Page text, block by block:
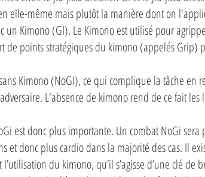
elle-même mais plutôt la manière dont on
un Kimono (GI). Le Kimono est utilisé pour
de points stratégiques du kimono (appelés Grip)
Kimono (NoGI), ce qui complique la tâche en
L'absence de kimono rend de ce fait les
est donc plus importante. Un combat NoGi
et donc plus cardio dans la majorité des cas. Il
du kimono, qu’il s’agisse d’une clé de